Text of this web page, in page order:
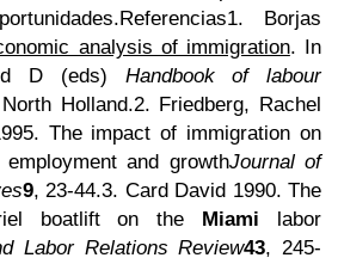
Referencias1. Borjas
analysis of immigration. In
D (eds) Handbook of labour
Holland.2. Friedberg, Rachel
The impact of immigration on
and growthJournal of
9, 23-44.3. Card David 1990. The
boatlift on the Miami labor
Labor Relations Review43, 245-